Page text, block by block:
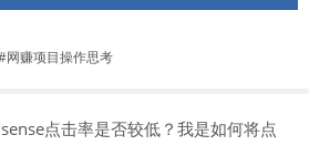
网赚项目操作思考
点击率是否较低？我是如何将点